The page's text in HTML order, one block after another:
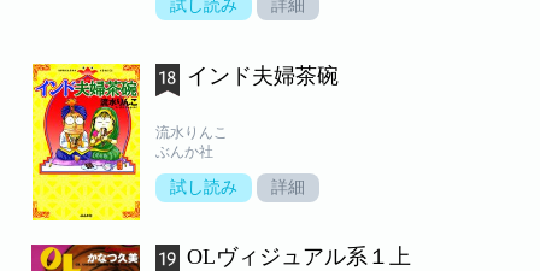
試し読み 詳細
インド夫婦茶碗
流水りんこ
ぶんか社
試し読み 詳細
OLヴィジュアル系１上